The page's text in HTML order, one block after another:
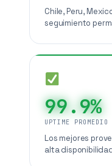
Chile, Peru,
seguimiento
99.9%
UPTIME PROMEDIO
Los mejores
alta